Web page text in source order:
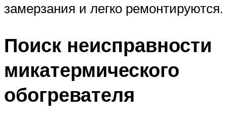
замерзания и легко ремонтируются.
Поиск неисправности
микатермического
обогревателя